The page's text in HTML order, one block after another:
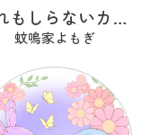
だれもしらないカッパちゃん
蚊鳴家よもぎ